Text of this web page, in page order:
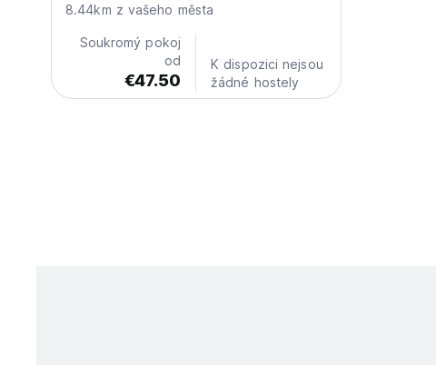
8.44km z vašeho města
Soukromý pokoj
od
€47.50
K dispozici nejsou
žádné hostely